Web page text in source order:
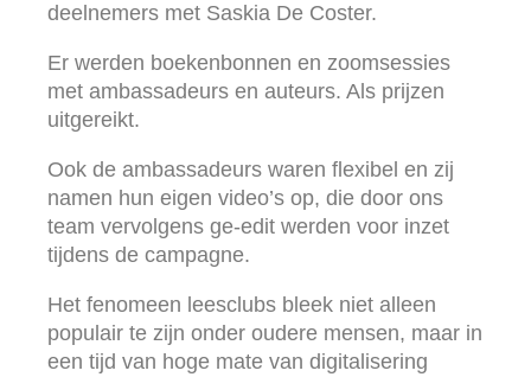
deelnemers met Saskia De Coster.
Er werden boekenbonnen en zoomsessies
met ambassadeurs en auteurs. Als prijzen
uitgereikt.
Ook de ambassadeurs waren flexibel en zij
namen hun eigen video’s op, die door ons
team vervolgens ge-edit werden voor inzet
tijdens de campagne.
Het fenomeen leesclubs bleek niet alleen
populair te zijn onder oudere mensen, maar in
een tijd van hoge mate van digitalisering